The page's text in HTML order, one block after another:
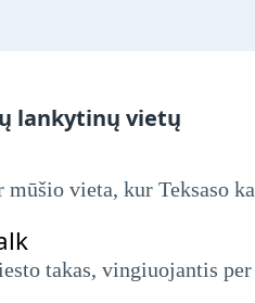
lankytinų vietų
vieta, kur Teksaso
takas, vingiuojantis